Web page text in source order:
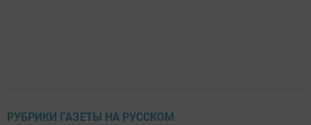
РУБРИКИ ГАЗЕТЫ НА РУССКОМ